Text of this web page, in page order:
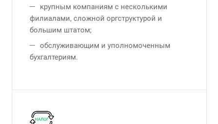
крупным компаниям с несколькими
филиалами, сложной оргструктурой и
большим штатом;
обслуживающим и уполномоченным
бухгалтериям.